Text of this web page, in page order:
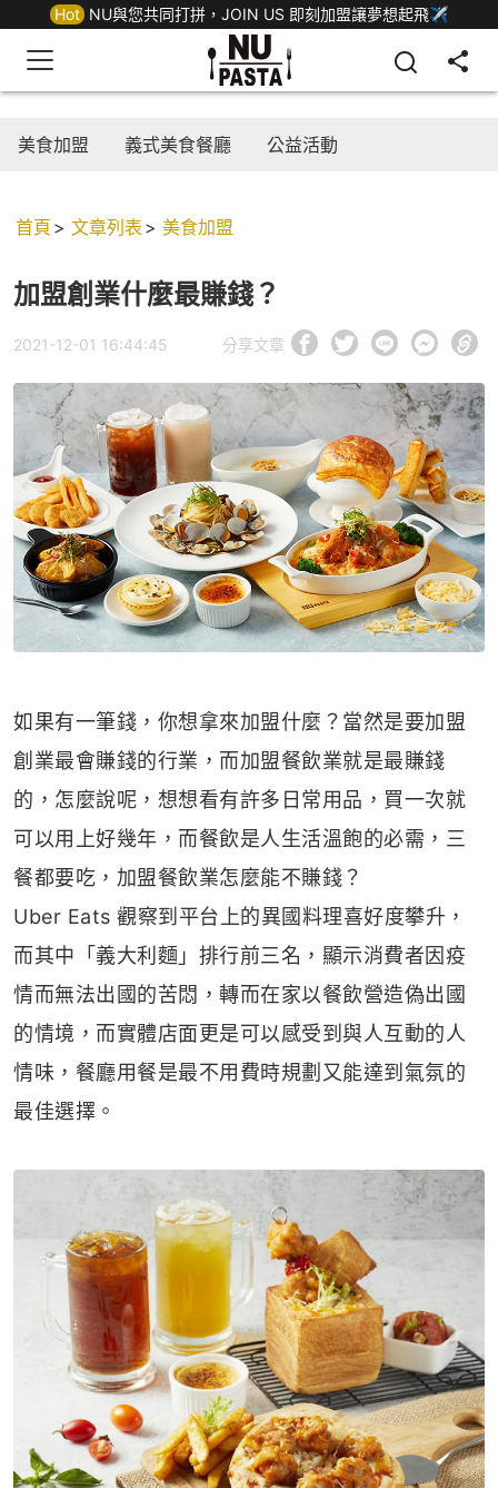
Hot NU與您共同打拼，JOIN US 即刻加盟讓夢想起飛✈
美食加盟 義式美食餐廳 公益活動
首頁 文章列表 美食加盟
加盟創業什麼最賺錢？
2021-12-01 16:44:45 分享文章
如果有一筆錢，你想拿來加盟什麼？當然是要加盟
創業最會賺錢的行業，而加盟餐飲業就是最賺錢
的，怎麼說呢，想想看有許多日常用品，買一次就
可以用上好幾年，而餐飲是人生活溫飽的必需，三
餐都要吃，加盟餐飲業怎麼能不賺錢？
Uber Eats 觀察到平台上的異國料理喜好度攀升，
而其中「義大利麵」排行前三名，顯示消費者因疫
情而無法出國的苦悶，轉而在家以餐飲營造偽出國
的情境，而實體店面更是可以感受到與人互動的人
情味，餐廳用餐是最不用費時規劃又能達到氣氛的
最佳選擇。